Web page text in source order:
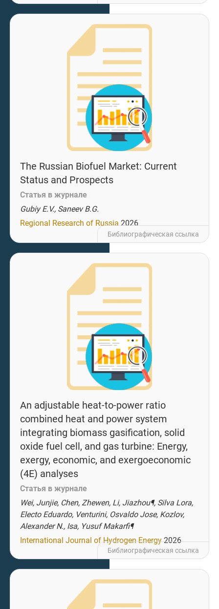
The Russian Biofuel Market: Current
Status and Prospects
Статья в журнале
Gubiy E.V., Saneev B.G.
Regional Research of Russia 2026
Библиографическая ссылка
An adjustable heat-to-power ratio
combined heat and power system
integrating biomass gasification, solid
oxide fuel cell, and gas turbine: Energy,
exergy, economic, and exergoeconomic
(4E) analyses
Статья в журнале
Wei, Junjie, Chen, Zhewen, Li, Jiazhou¶, Silva Lora,
Electo Eduardo, Venturini, Osvaldo Jose, Kozlov,
Alexander N., Isa, Yusuf Makarfi¶
International Journal of Hydrogen Energy 2026
Библиографическая ссылка